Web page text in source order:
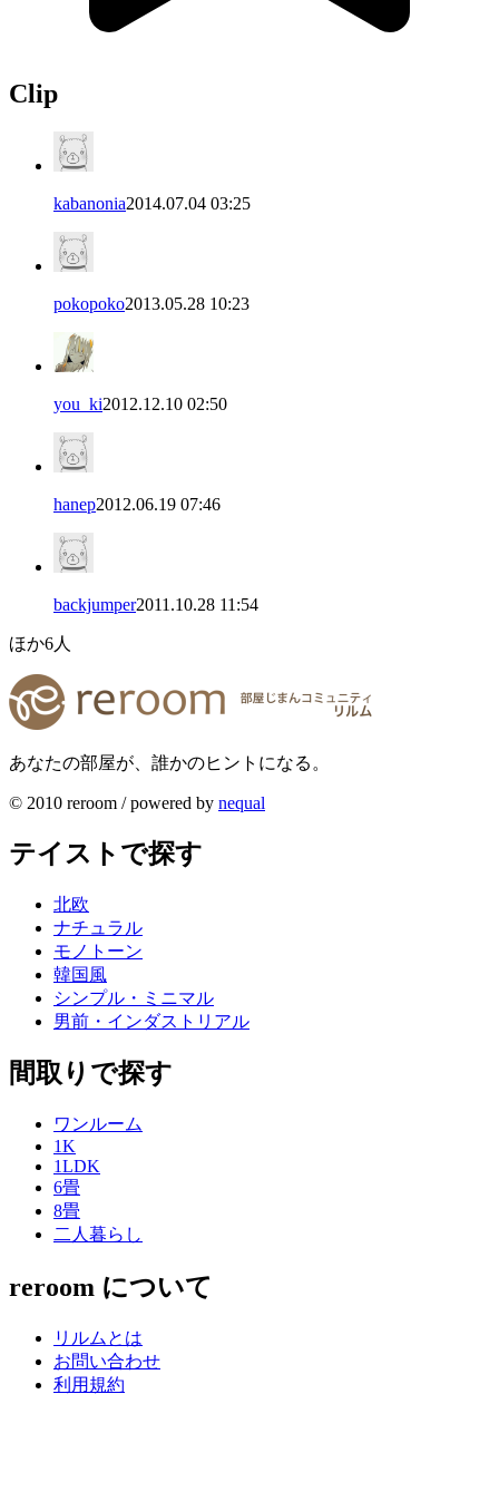
Clip
kabanonia2014.07.04 03:25
pokopoko2013.05.28 10:23
you_ki2012.12.10 02:50
hanep2012.06.19 07:46
backjumper2011.10.28 11:54
ほか6人
あなたの部屋が、誰かのヒントになる。
© 2010 reroom / powered by nequal
テイストで探す
北欧
ナチュラル
モノトーン
韓国風
シンプル・ミニマル
男前・インダストリアル
間取りで探す
ワンルーム
1K
1LDK
6畳
8畳
二人暮らし
reroom について
リルムとは
お問い合わせ
利用規約